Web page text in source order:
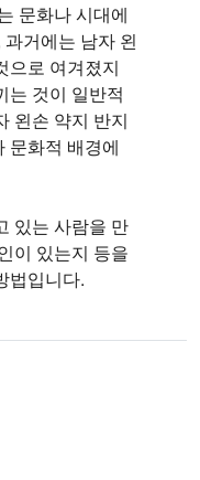
문화나 시대에
거에는 남자 왼
으로 여겨졌지
는 것이 일반적
왼손 약지 반지
문화적 배경에
있는 사람을 만
이 있는지 등을
법입니다.